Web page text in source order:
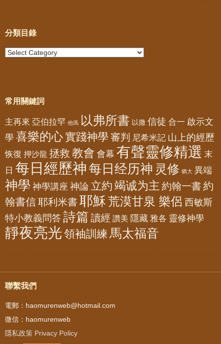
分類目錄
常用關鍵詞
主再來 亞伯拉罕 他瑪 以弗所書 以撒 信徒 合一 啟示文
學 喜樂的心實踐神學 審判 尼希米記 山上的經歷
恢復 押沙龍 拯救 教會 會幕 有聲靈修精選 末
日 每日經歷神 每日经历神 灵修 猶大 異端
神學 神學講座 神論 立約 竭诚为主 約翰一書 約
翰書信耶利米書 耶穌荒漠甘泉 樂侶 西敏斯
特小教義問答詩篇 讀經 讚美 隱藏 雅各 靈修神學
靜夜亮光 領袖訓練 馬太福音
聯繫我們
電郵：haomurenweb@hotmail.com
微信：haomurenweb
隱私政策 Privacy Policy